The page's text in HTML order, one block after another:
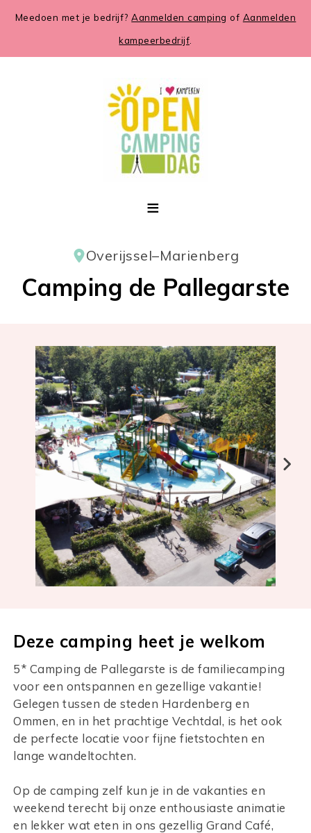
Meedoen met je bedrijf?Aanmelden camping of Aanmelden
kampeerbedrijf
Overijssel–Marienberg
Camping de Pallegarste
Deze camping heet je welkom
5* Camping de Pallegarste is de familiecamping
voor een ontspannen en gezellige vakantie!
Gelegen tussen de steden Hardenberg en
Ommen, en in het prachtige Vechtdal, is het ook
de perfecte locatie voor fijne fietstochten en
lange wandeltochten.
Op de camping zelf kun je in de vakanties en
weekend terecht bij onze enthousiaste animatie
en lekker wat eten in ons gezellig Grand Café,